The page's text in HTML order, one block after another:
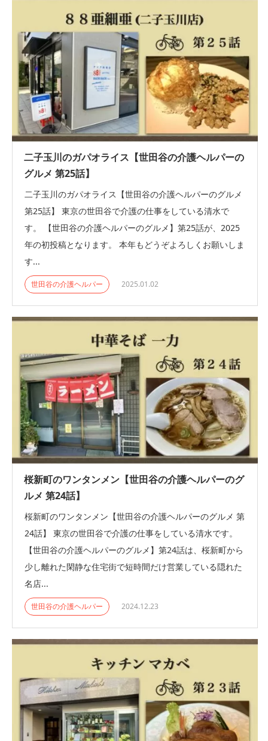
二子玉川のガパオライス【世田谷の介護ヘルパーの
グルメ 第25話】
二子玉川のガパオライス【世田谷の介護ヘルパーのグルメ
第25話】 東京の世田谷で介護の仕事をしている清水で
す。 【世田谷の介護ヘルパーのグルメ】第25話が、2025
年の初投稿となります。 本年もどうぞよろしくお願いしま
す...
世田谷の介護ヘルパー 2025.01.02
桜新町のワンタンメン【世田谷の介護ヘルパーのグ
ルメ 第24話】
桜新町のワンタンメン【世田谷の介護ヘルパーのグルメ 第
24話】 東京の世田谷で介護の仕事をしている清水です。
【世田谷の介護ヘルパーのグルメ】第24話は、桜新町から
少し離れた閑静な住宅街で短時間だけ営業している隠れた
名店...
世田谷の介護ヘルパー 2024.12.23